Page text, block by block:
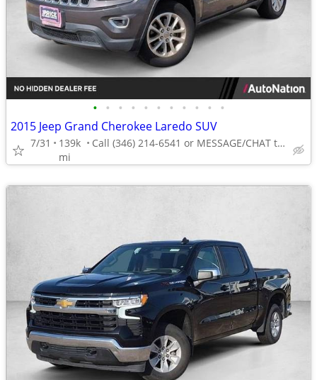
• • • • • • • • • • •
2015 Jeep Grand Cherokee Laredo SUV
7/31
139k
mi
Call (346) 214-6541 or MESSAGE/CHAT to confirm availability